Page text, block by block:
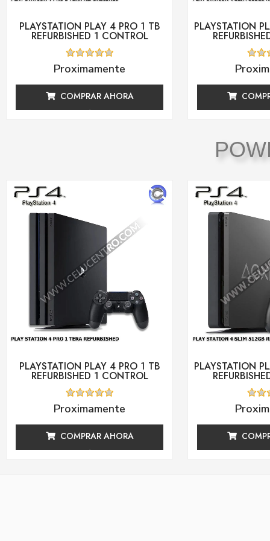
PLAYSTATION PLAY 4 PRO 1 TB
REFURBISHED 1 CONTROL
Valorado
con
0
de
5
Proximamente
COMPRAR AHORA
PLAYSTATION
con
0
de
5
PLAYSTATION PLAY 4 PRO 1 TB
REFURBISHED 1 CONTROL
Valorado
con
0
de
5
Proximamente
COMPRAR AHORA
PLAYSTATION
con
0
de
5